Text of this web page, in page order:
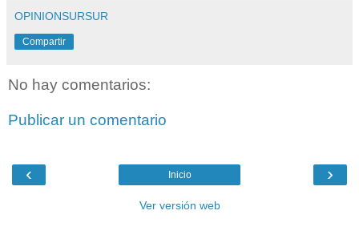
OPINIONSURSUR
Compartir
No hay comentarios:
Publicar un comentario
‹ ›
Inicio
Ver versión web